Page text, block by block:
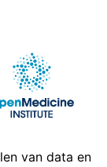
van data en